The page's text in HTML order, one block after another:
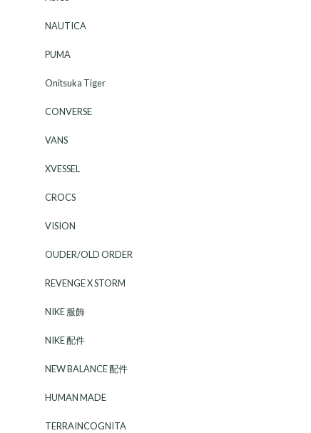
NAUTICA
PUMA
Onitsuka Tiger
CONVERSE
VANS
XVESSEL
CROCS
VISION
OUDER/OLD ORDER
REVENGE X STORM
NIKE 服飾
NIKE 配件
NEW BALANCE 配件
HUMAN MADE
TERRAINCOGNITA